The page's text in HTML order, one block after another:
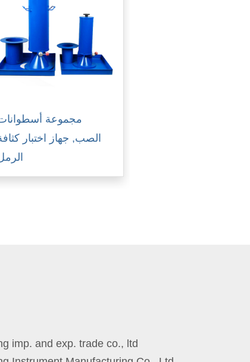
مجموعة
الصب, جهاز اختبار
imp. and exp. trade co., ltd